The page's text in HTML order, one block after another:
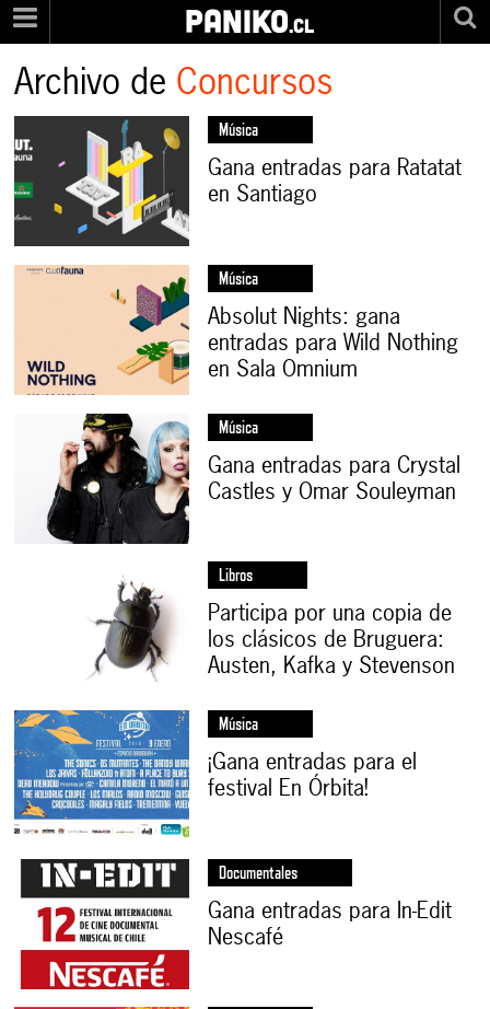
PANIKO.cl
Archivo de Concursos
Música
Gana entradas para Ratatat
en Santiago
Música
Absolut Nights: gana
entradas para Wild Nothing
en Sala Omnium
Música
Gana entradas para Crystal
Castles y Omar Souleyman
Libros
Participa por una copia de
los clásicos de Bruguera:
Austen, Kafka y Stevenson
Música
¡Gana entradas para el
festival En Órbita!
Documentales
Gana entradas para In-Edit
Nescafé